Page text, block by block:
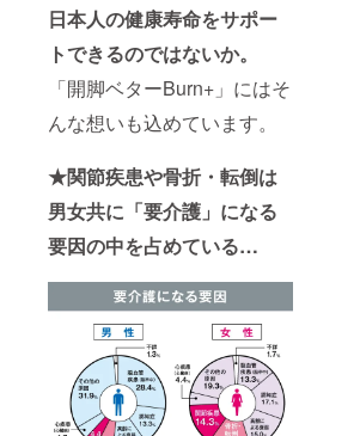
日本人の健康寿命をサポー
トできるのではないか。
「開脚ベターBurn+」にはそ
んな想いも込めています。
★関節疾患や骨折・転倒は
男女共に「要介護」になる
要因の中を占めている…